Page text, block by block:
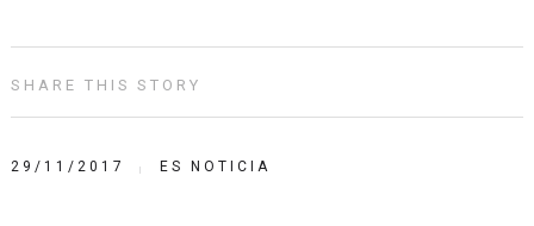
SHARE THIS STORY
29/11/2017 ES NOTICIA